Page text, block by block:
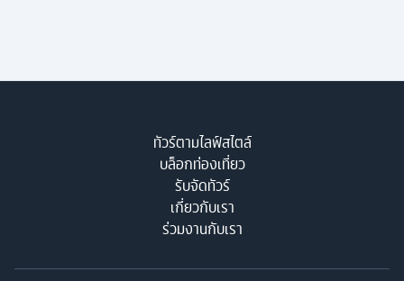
ทัวร์ตามไลฟ์สไตล์
บล็อกท่องเที่ยว
รับจัดทัวร์
เกี่ยวกับเรา
ร่วมงานกับเรา